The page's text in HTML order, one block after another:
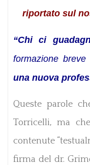
riportato sul
“Chi ci
formazione
una nuova
Queste parole
Torricelli, ma
contenute
firma del dr.